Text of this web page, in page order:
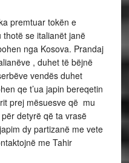
premtuar tokën e
se italianët janë
nga Kosova. Prandaj
, duhet të bëjnë
vendës duhet
qe t’ua japin bereqetin
prej mësuesve që mu
detyrë që ta vrasë
dy partizanë me vete
me Tahir